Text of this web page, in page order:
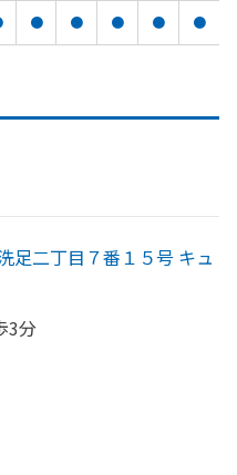
● ● ● ● ●
足二丁目７番１５号 キュ
3分